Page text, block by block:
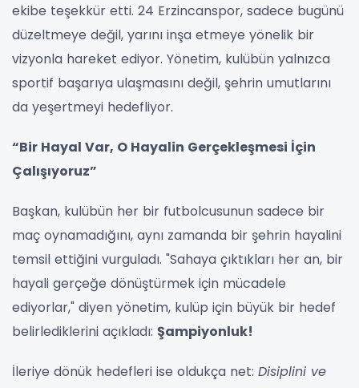
ekibe teşekkür etti. 24 Erzincanspor, sadece bugünü
düzeltmeye değil, yarını inşa etmeye yönelik bir
vizyonla hareket ediyor. Yönetim, kulübün yalnızca
sportif başarıya ulaşmasını değil, şehrin umutlarını
da yeşertmeyi hedefliyor.
“Bir Hayal Var, O Hayalin Gerçekleşmesi İçin
Çalışıyoruz”
Başkan, kulübün her bir futbolcusunun sadece bir
maç oynamadığını, aynı zamanda bir şehrin hayalini
temsil ettiğini vurguladı. "Sahaya çıktıkları her an, bir
hayali gerçeğe dönüştürmek için mücadele
ediyorlar," diyen yönetim, kulüp için büyük bir hedef
belirlediklerini açıkladı: Şampiyonluk!
İleriye dönük hedefleri ise oldukça net: Disiplini ve